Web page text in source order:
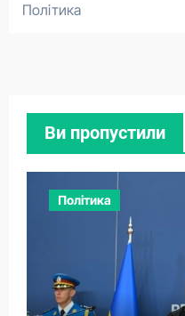
Політика
Ви пропустили
Політика